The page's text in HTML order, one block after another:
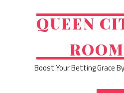
QUEEN
Boost Your Betting Grace